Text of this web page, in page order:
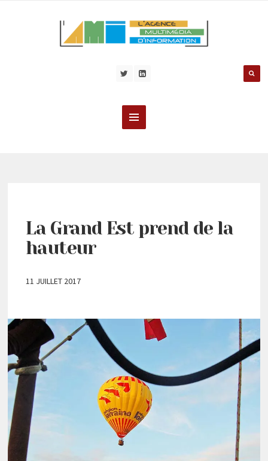
La Grand Est prend de la
hauteur
11 JUILLET 2017